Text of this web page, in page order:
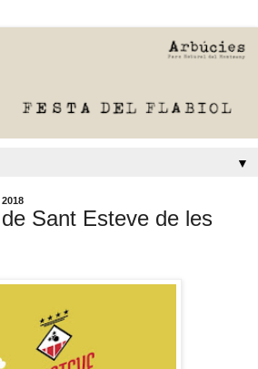
▼
Sant Esteve de les